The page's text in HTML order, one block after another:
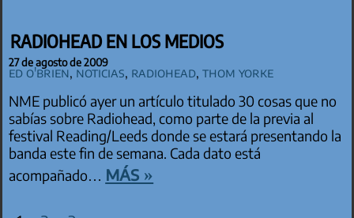
RADIOHEAD EN LOS MEDIOS
27 de agosto de 2009
Ed O'Brien, Noticias, Radiohead,Thom Yorke
NME publicó ayer un artículo titulado 30 cosas que no
sabías sobre Radiohead, como parte de la previa al
festival Reading/Leeds donde se estará presentando la
banda este fin de semana. Cada dato está
acompañado… más »
PAGINACIÓN DE ENTRADAS